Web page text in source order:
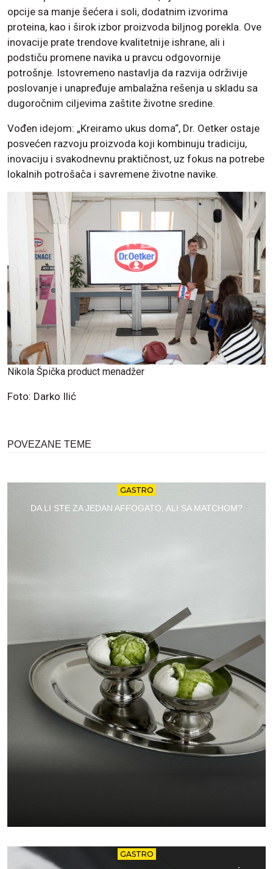
opcije sa manje šećera i soli, dodatnim izvorima
proteina, kao i širok izbor proizvoda biljnog porekla. Ove
inovacije prate trendove kvalitetnije ishrane, ali i
podstiču promene navika u pravcu odgovornije
potrošnje. Istovremeno nastavlja da razvija održivije
poslovanje i unapređuje ambalažna rešenja u skladu sa
dugoročnim ciljevima zaštite životne sredine.
Vođen idejom: „Kreiramo ukus doma“, Dr. Oetker ostaje
posvećen razvoju proizvoda koji kombinuju tradiciju,
inovaciju i svakodnevnu praktičnost, uz fokus na potrebe
lokalnih potrošača i savremene životne navike.
Nikola Špička product menadžer
Foto: Darko Ilić
POVEZANE TEME
GASTRO
DA LI STE ZA JEDAN AFFOGATO, ALI SA MATCHOM?
GASTRO